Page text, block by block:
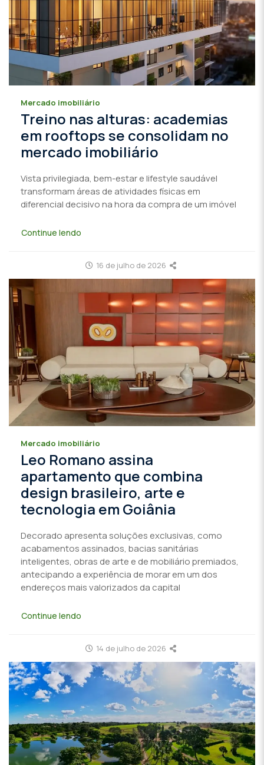
Mercado imobiliário
Treino nas alturas: academias
em rooftops se consolidam no
mercado imobiliário
Vista privilegiada, bem-estar e lifestyle saudável
transformam áreas de atividades físicas em
diferencial decisivo na hora da compra de um imóvel
Continue lendo
16 de julho de 2026
Mercado imobiliário
Leo Romano assina
apartamento que combina
design brasileiro, arte e
tecnologia em Goiânia
Decorado apresenta soluções exclusivas, como
acabamentos assinados, bacias sanitárias
inteligentes, obras de arte e de mobiliário premiados,
antecipando a experiência de morar em um dos
endereços mais valorizados da capital
Continue lendo
14 de julho de 2026